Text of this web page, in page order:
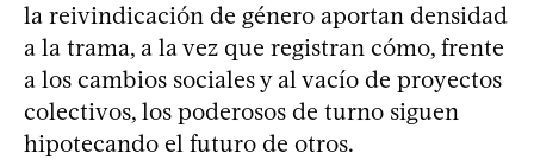
la reivindicación de género aportan densidad
a la trama, a la vez que registran cómo, frente
a los cambios sociales y al vacío de proyectos
colectivos, los poderosos de turno siguen
hipotecando el futuro de otros.